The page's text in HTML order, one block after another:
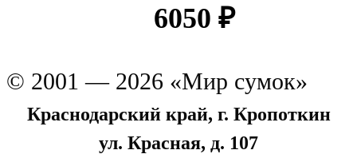
6050 ₽
© 2001 — 2026 «Мир сумок»
Краснодарский край, г. Кропоткин
ул. Красная, д. 107